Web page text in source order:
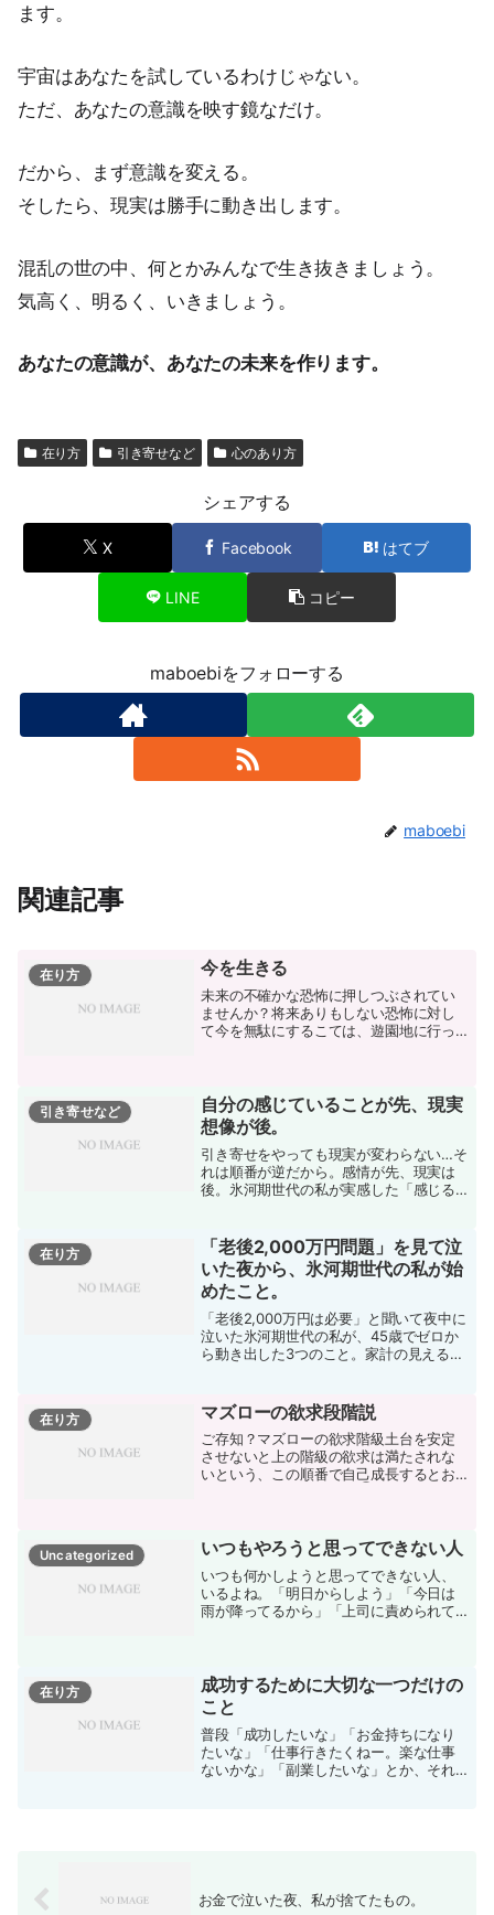
ます。
宇宙はあなたを試しているわけじゃない。
ただ、あなたの意識を映す鏡なだけ。
だから、まず意識を変える。
そしたら、現実は勝手に動き出します。
混乱の世の中、何とかみんなで生き抜きましょう。
気高く、明るく、いきましょう。
あなたの意識が、あなたの未来を作ります。
在り方 引き寄せなど 心のあり方
シェアする
X Facebook はてブ
LINE コピー
maboebiをフォローする
maboebi
関連記事
在り方 今を生きる
未来の不確かな恐怖に押しつぶされてい
ませんか？将来ありもしない恐怖に対し
て今を無駄にするこては、遊園地に行っ
楽しみましょう。
引き寄せなど
自分の感じていることが先、現実
想像が後。
引き寄せをやっても現実が変わらない…そ
れは順番が逆だから。感情が先、現実は
後。氷河期世代の私が実感した「感じる
在り方
「老後2,000万円問題」を見て泣
いた夜から、氷河期世代の私が始
めたこと。
「老後2,000万円は必要」と聞いて夜中に
泣いた氷河期世代の私が、45歳でゼロか
ら動き出した3つのこと。家計の見える
在り方 マズローの欲求段階説
ご存知？マズローの欲求階級土台を安定
させないと上の階級の欲求は満たされな
いという、この順番で自己成長するとお
しないと他に何も達成でき...
Uncategorized いつもやろうと思ってできない人
いつも何かしようと思ってできない人、
いるよね。「明日からしよう」「今日は
雨が降ってるから」「上司に責められて
んなの抜け出したい。いつ...
在り方
成功するために大切な一つだけの
こと
普段「成功したいな」「お金持ちになり
たいな」「仕事行きたくねー。楽な仕事
ないかな」「副業したいな」とか、それ
お金で泣いた夜、私が捨てたもの。